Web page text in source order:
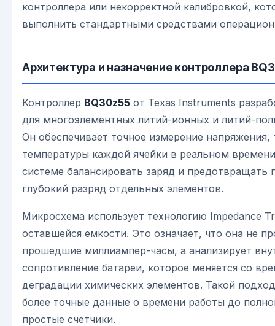
контроллера или некорректной калибровкой,
выполнить стандартными средствами
Архитектура и назначение контроллера
Контроллер BQ30z55 от Texas Instruments
для многоэлементных литий-ионных и литий-
Он обеспечивает точное измерение напряжения,
температуры каждой ячейки в реальном
системе балансировать заряд и предотвращать
глубокий разряд отдельных элементов.
Микросхема использует технологию Impedance
оставшейся емкости. Это означает, что она не
прошедшие миллиампер-часы, а анализирует
сопротивление батареи, которое меняется со
деградации химических элементов. Такой
более точные данные о времени работы до
простые счетчики.